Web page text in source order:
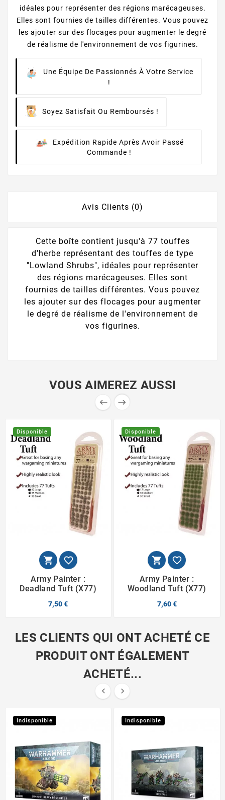
idéales pour représenter des régions marécageuses.
Elles sont fournies de tailles différentes. Vous pouvez
les ajouter sur des flocages pour augmenter le degré
de réalisme de l'environnement de vos figurines.
Une Équipe De Passionnés À Votre Service
!
Soyez Satisfait Ou Remboursés !
Expédition Rapide Après Avoir Passé
Commande !
Avis Clients (0)
Cette boîte contient jusqu'à 77 touffes
d'herbe représentant des touffes de type
"Lowland Shrubs", idéales pour représenter
des régions marécageuses. Elles sont
fournies de tailles différentes. Vous pouvez
les ajouter sur des flocages pour augmenter
le degré de réalisme de l'environnement de
vos figurines.
VOUS AIMEREZ AUSSI
 
Disponible
 
Army Painter :
Deadland Tuft (x77)
7,50 €
Disponible
 
Army Painter :
Woodland Tuft (X77)
7,60 €
LES CLIENTS QUI ONT ACHETÉ CE
PRODUIT ONT ÉGALEMENT
ACHETÉ...
 
Indisponible Indisponible